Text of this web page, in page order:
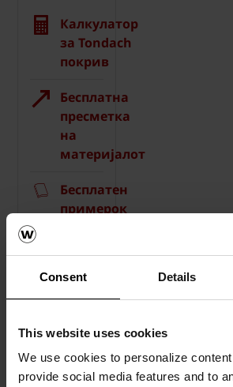
Consent Details
This website uses cookies
We use cookies to personalize
provide social media features and to
Калкулатор
за Tondach
покрив
Бесплатна
пресметка
на
материјалот
Бесплатен
примерок
How-
to
Каталози,
брошури,